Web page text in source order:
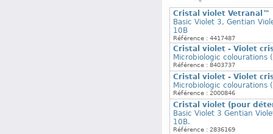
Cristal violet
Basic Violet 3, Gentian
10B
Référence : 4417487
Cristal violet - Violet
Microbiologic colourations
Référence : 8403737
Cristal violet - Violet
Microbiologic colourations
Référence : 2000846
Cristal violet (pour
Basic Violet 3 Gentian
10B.
Référence : 2836169